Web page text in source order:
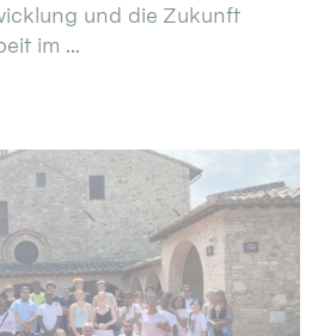
und die Zukunft
im ...